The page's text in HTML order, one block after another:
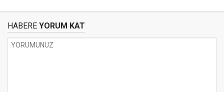
HABERE YORUM KAT